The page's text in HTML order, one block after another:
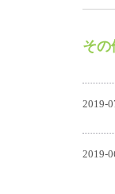
その
2019-
2019-